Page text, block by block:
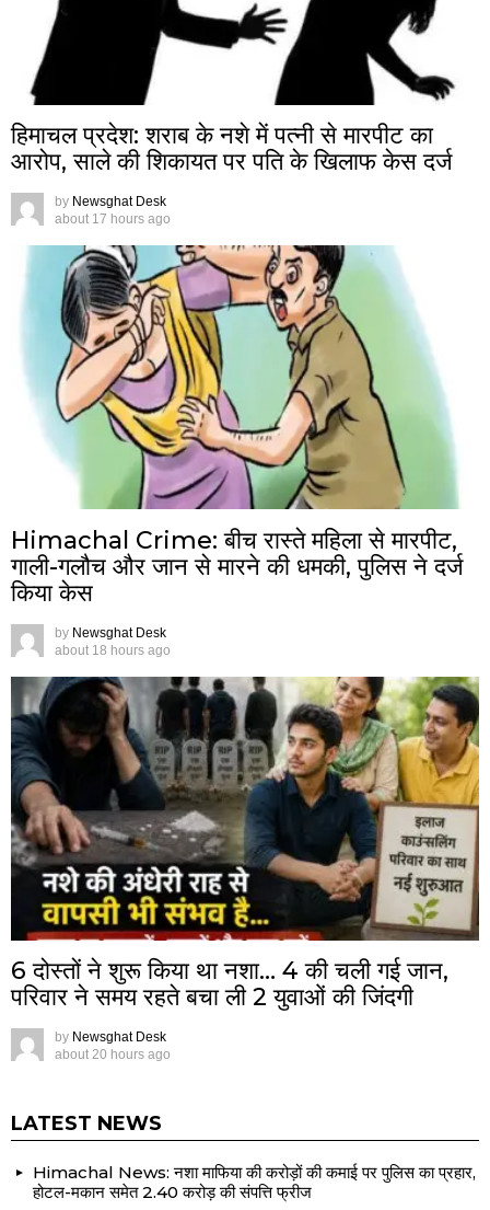
हिमाचल प्रदेश: शराब के नशे में पत्नी से मारपीट का
आरोप, साले की शिकायत पर पति के खिलाफ केस दर्ज
by Newsghat Desk
about 17 hours ago
Himachal Crime: बीच रास्ते महिला से मारपीट,
गाली-गलौच और जान से मारने की धमकी, पुलिस ने दर्ज
किया केस
by Newsghat Desk
about 18 hours ago
6 दोस्तों ने शुरू किया था नशा… 4 की चली गई जान,
परिवार ने समय रहते बचा ली 2 युवाओं की जिंदगी
by Newsghat Desk
about 20 hours ago
LATEST NEWS
Himachal News: नशा माफिया की करोड़ों की कमाई पर पुलिस का प्रहार,
होटल-मकान समेत 2.40 करोड़ की संपत्ति फ्रीज